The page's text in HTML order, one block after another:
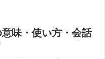
味・使い方・会話